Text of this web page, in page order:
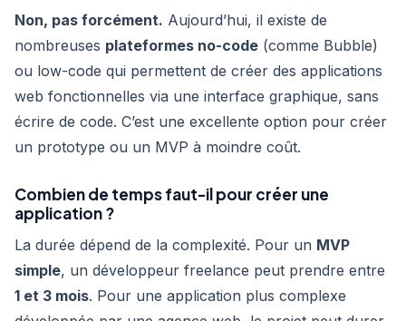
Non, pas forcément. Aujourd’hui, il existe de
nombreuses plateformes no-code (comme Bubble)
ou low-code qui permettent de créer des applications
web fonctionnelles via une interface graphique, sans
écrire de code. C’est une excellente option pour créer
un prototype ou un MVP à moindre coût.
Combien de temps faut-il pour créer une
application ?
La durée dépend de la complexité. Pour un MVP
simple, un développeur freelance peut prendre entre
1 et 3 mois. Pour une application plus complexe